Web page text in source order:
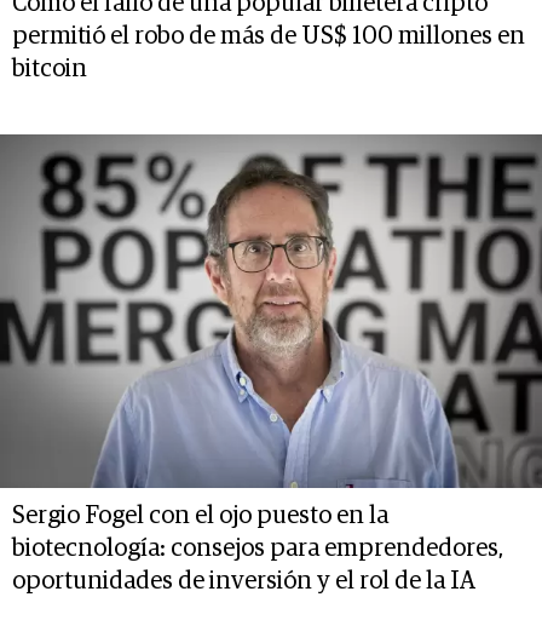
permitió el robo de más de US$ 100 millones en
bitcoin
Sergio Fogel con el ojo puesto en la
biotecnología: consejos para emprendedores,
oportunidades de inversión y el rol de la IA